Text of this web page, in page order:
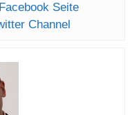
Seite
Channel